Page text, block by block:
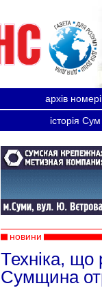
архів
історія Сум
новини
Техніка, що
Сумщина